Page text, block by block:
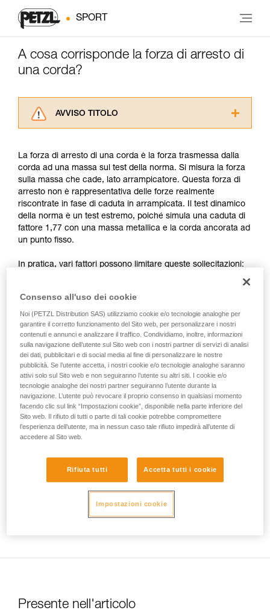
SPORT
A cosa corrisponde la forza di arresto di
una corda?
AVVISO TITOLO
consultarlo. Dovete aver compreso le
informazioni dell’istruzione tecnica per poter
capire queste ulteriori informazioni.
La padronanza di queste tecniche richiede una
formazione ed un addestramento specifico.
Verificate con un professionista la vostra
capacità di rifare la manovra, da soli, in piena
sicurezza, prima di riprodurla autonomamente.
attività. Ne possono esistere altre che non
La forza di arresto di una corda è la forza trasmessa dalla
corda ad una massa sul test della norma. Si misura la forza
sulla massa che cade, lato arrampicatore. Questa forza di
arresto non è rappresentativa delle forze realmente
riscontrate in fase di caduta in arrampicata. Il test dinamico
della norma è un test estremo, poiché simula una caduta di
fattore 1,77 con una massa metallica e la corda ancorata ad
un punto fisso.
In pratica, vari fattori possono limitare queste sollecitazioni:
corda nel dispositivo di assicurazione, lo spostamento del
corpo dell'assicuratore, la deformazione dell'imbracatura...
Tipo di corda
Massa di
prova
Forza di
arresto
max.
Numero di
cadute
Corda
singola
80 kg 12 kN
Corda
gemella
(su 2 capi)
80 kg 12 kN 12
Mezza
corda (su 1
La corda singola su un solo capo deve resistere a 5 cadute
consecutive. La forza di arresto nella prima prova non deve
Presente nell'articolo
Consenso all'uso dei cookie
Noi (PETZL Distribution SAS) utilizziamo cookie e/o tecnologie analoghe per
garantire il corretto funzionamento del Sito web, per personalizzare i nostri
contenuti e annunci e analizzare il traffico. Condividiamo, inoltre, informazioni
sulla navigazione dell’utente sul Sito web con i nostri partner di servizi di analisi
dei dati, pubblicitari e di social media al fine di personalizzare le nostre
pubblicità. Se l’utente accetta, i nostri cookie e/o tecnologie analoghe saranno
attivi solo sul Sito web e non seguiranno l’utente su altri siti. I cookie e/o
tecnologie analoghe dei nostri partner seguiranno l’utente durante la
navigazione. L’utente può revocare il proprio consenso in qualsiasi momento
facendo clic sul link “Impostazioni cookie”, disponibile nella parte inferiore del
Sito web. Il rifiuto di tutti o parte di tali cookie potrebbe compromettere
l’esperienza dell’utente, ma in nessun caso tale rifiuto impedirà all’utente di
accedere al Sito web.
Rifiuta tutti Accetta tutti i cookie
Impostazioni cookie